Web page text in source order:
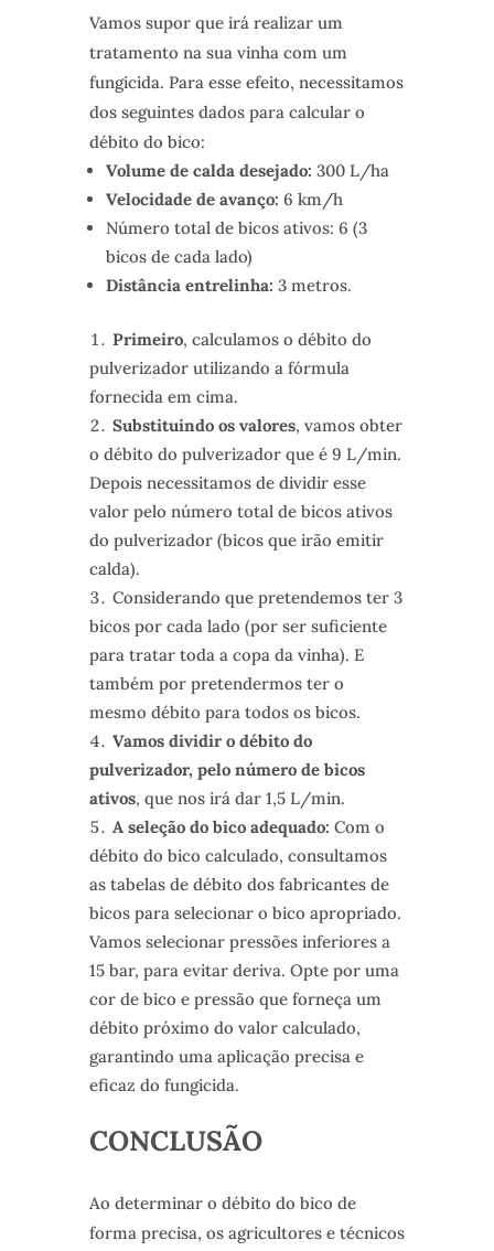
Vamos supor que irá realizar um
tratamento na sua vinha com um
fungicida. Para esse efeito, necessitamos
dos seguintes dados para calcular o
débito do bico:
Volume de calda desejado: 300 L/ha
Velocidade de avanço: 6 km/h
Número total de bicos ativos: 6 (3
bicos de cada lado)
Distância entrelinha: 3 metros.
Primeiro, calculamos o débito do
pulverizador utilizando a fórmula
fornecida em cima.
Substituindo os valores, vamos obter
o débito do pulverizador que é 9 L/min.
Depois necessitamos de dividir esse
valor pelo número total de bicos ativos
do pulverizador (bicos que irão emitir
calda).
Considerando que pretendemos ter 3
bicos por cada lado (por ser suficiente
para tratar toda a copa da vinha). E
também por pretendermos ter o
mesmo débito para todos os bicos.
Vamos dividir o débito do
pulverizador, pelo número de bicos
ativos, que nos irá dar 1,5 L/min.
A seleção do bico adequado: Com o
débito do bico calculado, consultamos
as tabelas de débito dos fabricantes de
bicos para selecionar o bico apropriado.
Vamos selecionar pressões inferiores a
15 bar, para evitar deriva. Opte por uma
cor de bico e pressão que forneça um
débito próximo do valor calculado,
garantindo uma aplicação precisa e
eficaz do fungicida.
CONCLUSÃO
Ao determinar o débito do bico de
forma precisa, os agricultores e técnicos